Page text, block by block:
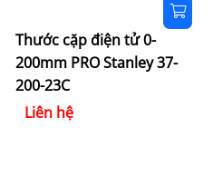
Thước cặp điện tử 0-
200mm PRO Stanley 37-
200-23C
Liên hệ